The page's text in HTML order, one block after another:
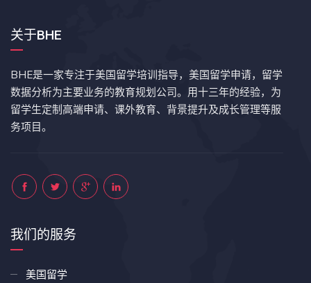
关于BHE
BHE是一家专注于美国留学培训指导，美国留学申请，留学
数据分析为主要业务的教育规划公司。用十三年的经验，为
留学生定制高端申请、课外教育、背景提升及成长管理等服
务项目。
我们的服务
美国留学